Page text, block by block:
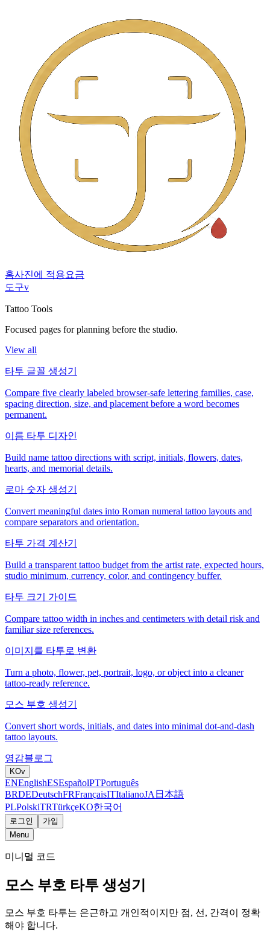
홈사진에 적용요금
도구v
Tattoo Tools
Focused pages for planning before the studio.
View all
타투 글꼴 생성기
Compare five clearly labeled browser-safe lettering families, case,
spacing direction, size, and placement before a word becomes
permanent.
이름 타투 디자인
Build name tattoo directions with script, initials, flowers, dates,
hearts, and memorial details.
로마 숫자 생성기
Convert meaningful dates into Roman numeral tattoo layouts and
compare separators and orientation.
타투 가격 계산기
Build a transparent tattoo budget from the artist rate, expected hours,
studio minimum, currency, color, and contingency buffer.
타투 크기 가이드
Compare tattoo width in inches and centimeters with detail risk and
familiar size references.
이미지를 타투로 변환
Turn a photo, flower, pet, portrait, logo, or object into a cleaner
tattoo-ready reference.
모스 부호 생성기
Convert short words, initials, and dates into minimal dot-and-dash
tattoo layouts.
영감블로그
KOv
ENEnglishESEspañolPTPortuguês
BRDEDeutschFRFrançaisITItalianoJA 日本語
PLPolskiTRTürkçeKO한국어
로그인
가입
Menu
미니멀 코드
모스 부호 타투 생성기
모스 부호 타투는 은근하고 개인적이지만 점, 선, 간격이 정확
해야 합니다.